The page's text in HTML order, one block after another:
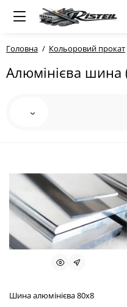
Головна Кольоровий прокат
Алюмінієва шина
Шина алюмінієва 80х8